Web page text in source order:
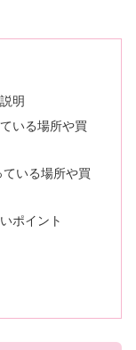
明
いる場所や買
ている場所や買
ポイント